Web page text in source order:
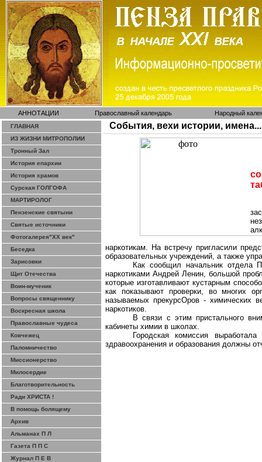
АННОТАЦИИ Православный календарь Народный
ГЛАВНАЯ
ИЗ ЖИЗНИ МИТРОПОЛИИ
Тронный Зал
История епархии
История храмов
Сурская ГОЛГОФА
МАРТИРОЛОГ
Пензенские святыни
Святые источники
Фотогалерея"ХХ век"
Беседка
Зарисовки
Щит Отечества
Воин-мученик
Вопросы священнику
Воскресная школа
Православные чудеса
Ковчежец
Паломничество
Миссионерство
Милосердие
Благотворительность
Ради ХРИСТА !
В помощь болящему
Архив
Альманах П Л
Газета П П С
Журнал П Е В
События, вехи истории, имена...
наркотикам. На встречу пригласили
образовательных учреждений, а также
Как сообщил начальник отдела
наркотиками Андрей Ленин, большой
которые изготавливают кустарным
как показывают проверки, во многих
называемых прекурсОров - химических
наркотиков.
В связи с этим пристального
кабинеты химии в школах.
Городская комиссия
здравоохранения и образования должны